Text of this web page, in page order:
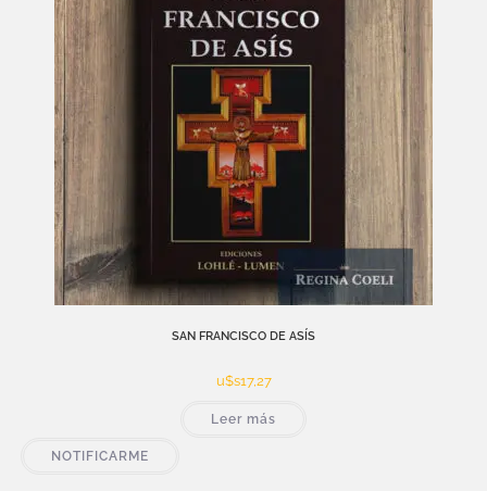
SAN FRANCISCO DE ASÍS
u$s17,27
Leer más
NOTIFICARME